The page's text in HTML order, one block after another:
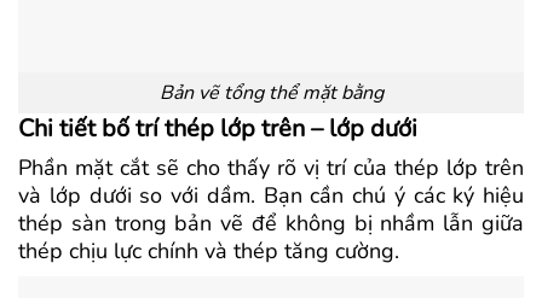
Bản vẽ tổng thể mặt bằng
Chi tiết bố trí thép lớp trên – lớp dưới
Phần mặt cắt sẽ cho thấy rõ vị trí của thép lớp trên
và lớp dưới so với dầm. Bạn cần chú ý các ký hiệu
thép sàn trong bản vẽ để không bị nhầm lẫn giữa
thép chịu lực chính và thép tăng cường.